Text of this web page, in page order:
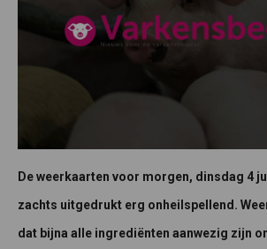
De weerkaarten voor morgen, dinsdag 4
zachts uitgedrukt erg onheilspellend.
dat bijna alle ingrediënten aanwezig zijn